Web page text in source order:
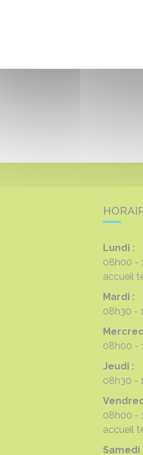
Lundi :
08h00 -
accueil
Mardi :
08h30 -
08h00 -
Jeudi :
08h30 -
08h00 -
accueil
Samedi